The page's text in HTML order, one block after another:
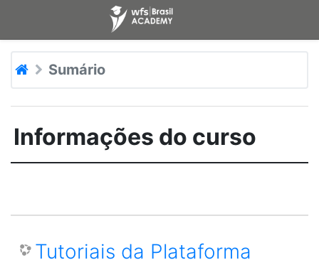
Ir para o conteúdo principal
Sumário
Informações do curso
Tutoriais da Plataforma